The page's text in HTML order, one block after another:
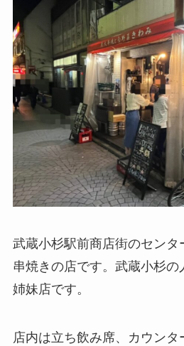
武蔵小杉駅前商店街のセンタ
串焼きの店です。武蔵小杉
姉妹店です。
店内は立ち飲み席、カウン